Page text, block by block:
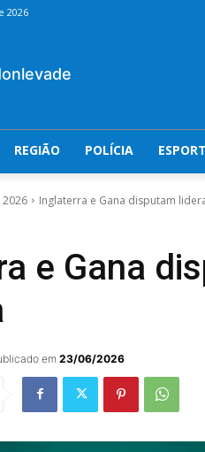
2026
REGIÃO POLÍCIA
Inglaterra e Gana disputam
e Gana
em 23/06/2026